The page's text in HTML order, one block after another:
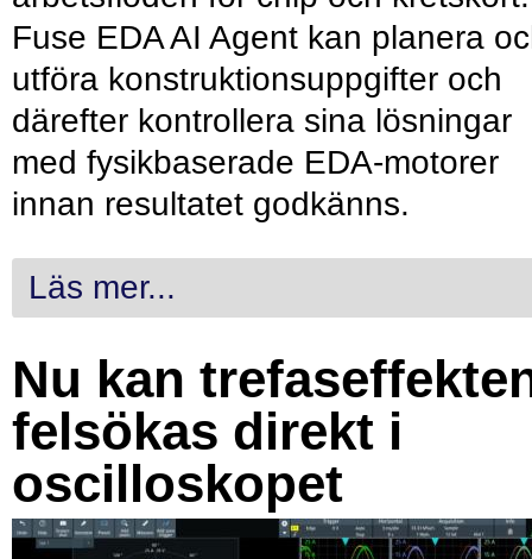
Fuse EDA AI Agent kan planera
utföra konstruktionsuppgifter och
därefter kontrollera sina lösningar
med fysikbaserade EDA-motorer
innan resultatet godkänns.
Läs mer...
Nu kan
felsökas direkt i
oscilloskopet